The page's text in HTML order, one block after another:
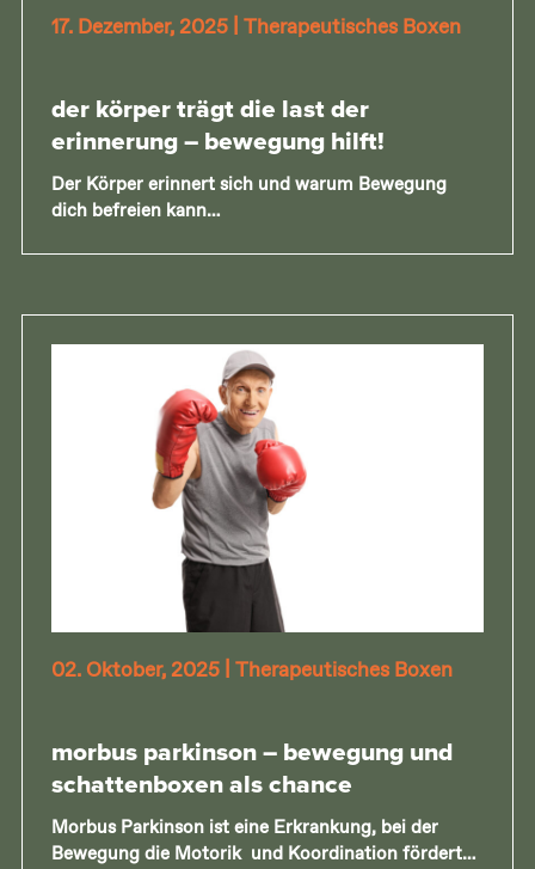
17. Dezember, 2025 | Therapeutisches Boxen
der körper trägt die last der
erinnerung – bewegung hilft!
Der Körper erinnert sich und warum Bewegung
dich befreien kann…
02. Oktober, 2025 | Therapeutisches Boxen
morbus parkinson – bewegung und
schattenboxen als chance
Morbus Parkinson ist eine Erkrankung, bei der
Bewegung die Motorik und Koordination fördert…